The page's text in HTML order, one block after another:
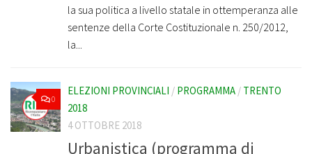
la sua politica a livello statale in ottemperanza alle
sentenze della Corte Costituzionale n. 250/2012,
la...
0
ELEZIONI PROVINCIALI / PROGRAMMA / TRENTO
2018
4 OTTOBRE 2018
Urbanistica (programma di